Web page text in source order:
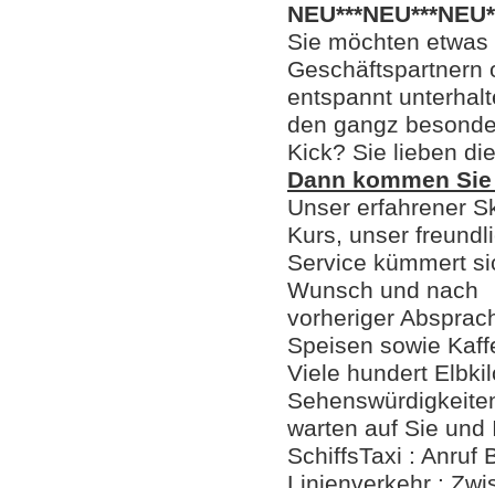
Sie möchten
Geschäftspartnern
entspannt
den gangz
Kick? Sie lieben
Dann kommen
Unser erfahrener
Kurs, unser
Service kümmert
Wunsch und nach
vorheriger
Speisen sowie
Viele hundert
warten auf Sie und
SchiffsTaxi : Anruf